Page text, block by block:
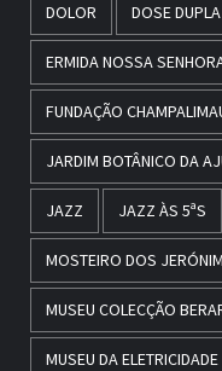
DOLOR DOSE DUPLA
ERMIDA NOSSA
FUNDAÇÃO
JARDIM BOTÂNICO DA
JAZZ JAZZ ÀS 5ªS
MOSTEIRO DOS
MUSEU COLECÇÃO
MUSEU DA ELETRICIDADE